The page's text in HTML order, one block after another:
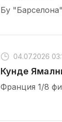
Бу
04.07.2026
Кунде
Франция 1/8